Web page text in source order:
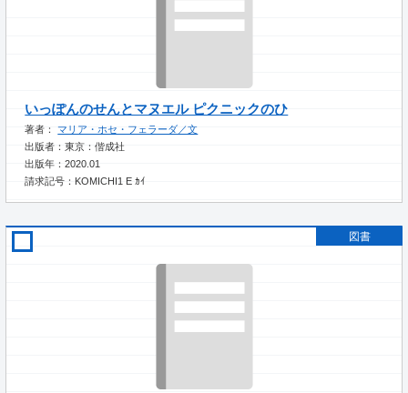
いっぽんのせんとマヌエル ピクニックのひ
著者：マリア・ホセ・フェラーダ／文
出版者：東京：偕成社
出版年：2020.01
請求記号：KOMICHI1 E ｶｲ
図書